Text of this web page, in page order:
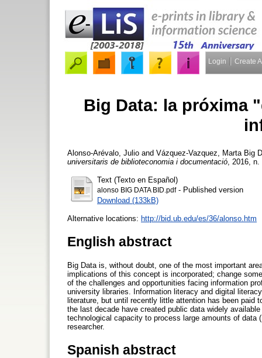
Login Create
Big Data: la próxima
Alonso-Arévalo, Julio and Vázquez-Vazquez, Marta Big
universitaris de biblioteconomia i documentació , 2016,
Text (Texto en Español)
alonso BIG DATA BID.pdf- Published version
Download (133kB)
Alternative locations: http://bid.ub.edu/es/36/alonso.htm
English abstract
Big Data is, without doubt, one of the most important
implications of this concept is incorporated; change
of the challenges and opportunities facing information
university libraries. Information literacy and digital
literature, but until recently little attention has been paid
the last decade have created public data widely
technological capacity to process large amounts of
researcher.
Spanish abstract